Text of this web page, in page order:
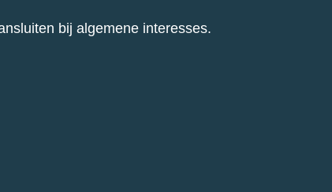
bij algemene interesses.